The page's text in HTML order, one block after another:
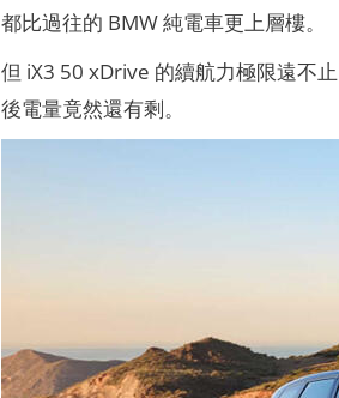
都比過往的 BMW 純電車更上層樓。
但 iX3 50 xDrive 的續航力極限遠不
後電量竟然還有剩。